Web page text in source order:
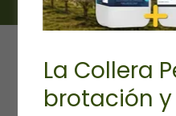
La Collera
brotación